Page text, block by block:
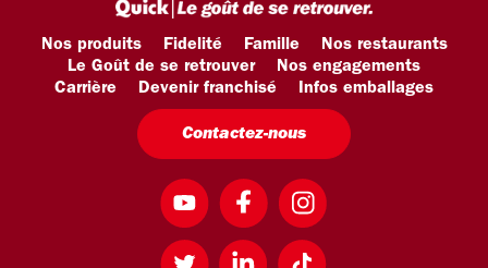
Nos produits Fidelité Famille
Nos restaurants
Le Goût de se retrouver
Nos engagements
Carrière
Devenir franchisé Infos emballages
Contactez-nous